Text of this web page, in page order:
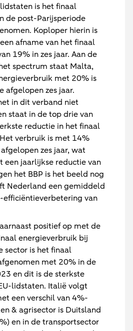
is het finaal
de post-Parijsperiode
Koploper hierin is
afname van het finaal
19% in zes jaar. Aan de
spectrum staat Malta,
met 20% is
afgelopen zes jaar.
in dit verband niet
staat in de top drie van
reductie in het finaal
verbruik is met 14%
zes jaar, wat
een jaarlijkse reductie van
het BBP is het beeld nog
Nederland een gemiddeld
van
positief op met de
energieverbruik bij
sector is het finaal
met 20% in de
en dit is de sterkste
lidstaten. Italië volgt
een verschil van 4%-
& agrisector is Duitsland
en in de transportsector